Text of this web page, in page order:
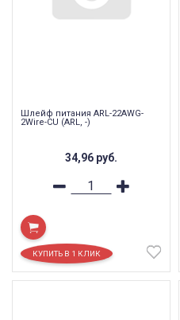
Шлейф питания ARL-22AWG-
2Wire-CU (ARL, -)
34,96 руб.